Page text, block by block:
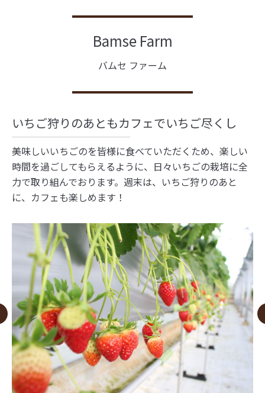
Bamse Farm
バムセ ファーム
いちご狩りのあともカフェでいちご尽くし
美味しいいちごのを皆様に食べていただくため、楽しい
時間を過ごしてもらえるように、日々いちごの栽培に全
力で取り組んでおります。週末は、いちご狩りのあと
に、カフェも楽しめます！